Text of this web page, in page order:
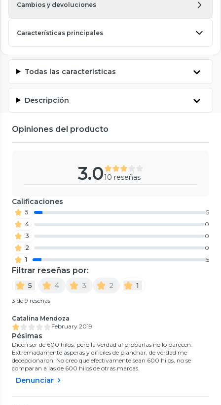
Cambios y devoluciones
Características principales
Todas las características
Descripción
Opiniones del producto
3.010 reseñas
Calificaciones
5
5
4
0
3
0
2
0
1
5
Filtrar reseñas por:
5 4 3 2 1
3 de 9 reseñas
Catalina Mendoza
February 2019
Pésimas
Dicen ser de 600 hilos, pero la verdad al probarlas no lo parecen.
Extremadamente ásperas y difíciles de planchar, de verdad me
decepcionaron. No creo que efectivamente sean 600 hilos, no se
comparan a las de 600 hilos de otras marcas.
Denunciar